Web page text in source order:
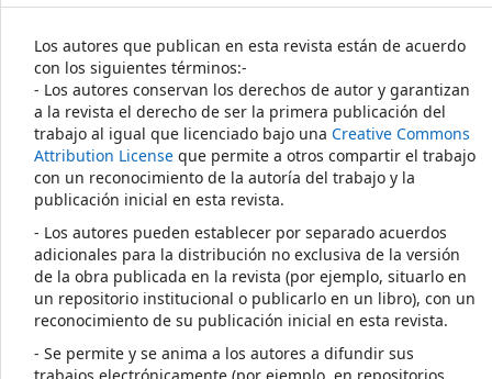
Los autores que publican en esta revista están de acuerdo
con los siguientes términos:-
- Los autores conservan los derechos de autor y garantizan
a la revista el derecho de ser la primera publicación del
trabajo al igual que licenciado bajo una Creative Commons
Attribution License que permite a otros compartir el trabajo
con un reconocimiento de la autoría del trabajo y la
publicación inicial en esta revista.
- Los autores pueden establecer por separado acuerdos
adicionales para la distribución no exclusiva de la versión
de la obra publicada en la revista (por ejemplo, situarlo en
un repositorio institucional o publicarlo en un libro), con un
reconocimiento de su publicación inicial en esta revista.
- Se permite y se anima a los autores a difundir sus